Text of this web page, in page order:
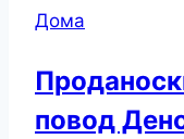
Дома
повод